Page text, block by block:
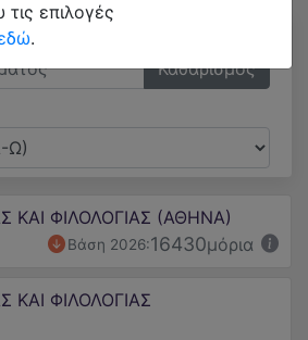
Καθαρισμός
ΚΑΙ ΦΙΛΟΛΟΓΙΑΣ (ΑΘΗΝΑ)
Βάση 2026:16430μόρια
ΚΑΙ ΦΙΛΟΛΟΓΙΑΣ
επιλογές
.